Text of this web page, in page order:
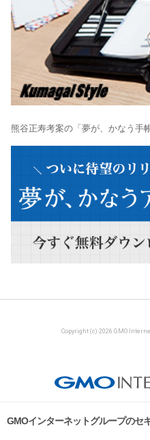
熊谷正寿考案の「夢が、かなう手
Copyright (c) 2026 GMO
GMOインターネットグループのセ